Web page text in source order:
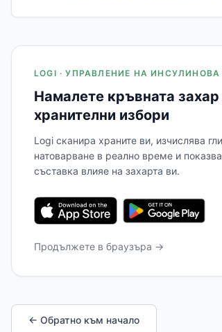
LOGI · УПРАВЛЕНИЕ НА
Намалете кръвната
хранителни избори
Logi сканира храните ви, изчислява
натоварване в реално време и
съставка влияе на захарта ви.
Продължете в браузъра →
← Обратно към начало